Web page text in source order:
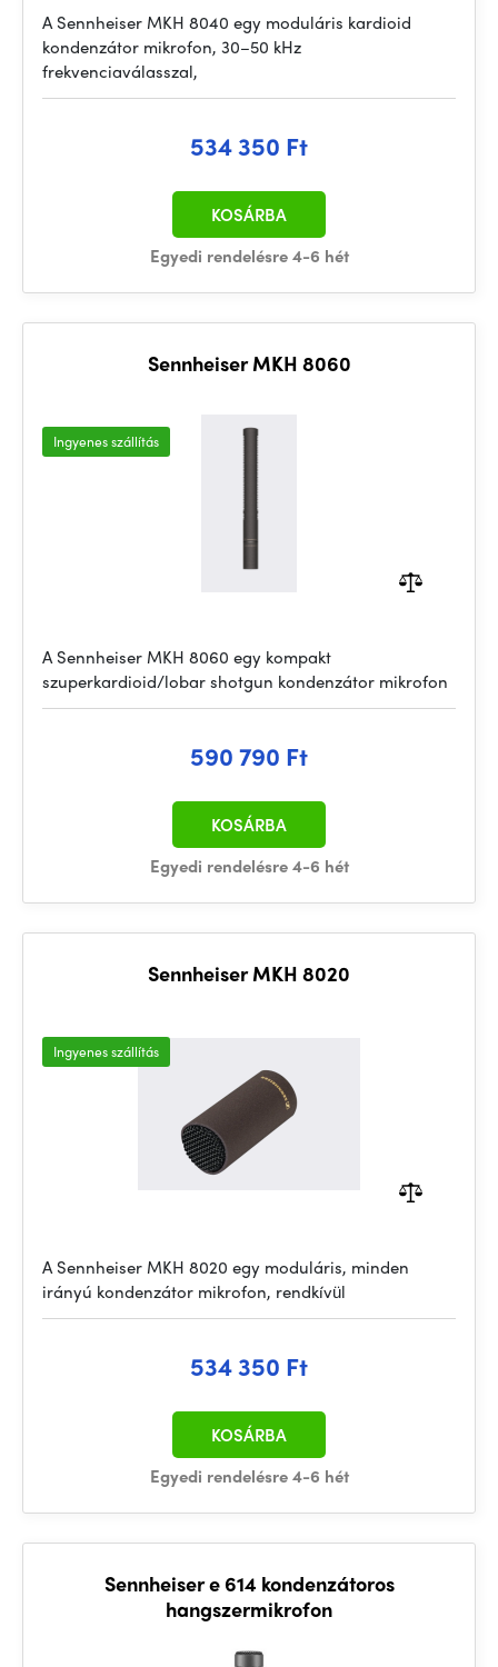
A Sennheiser MKH 8040 egy moduláris kardioid
kondenzátor mikrofon, 30–50 kHz
frekvenciaválasszal,
534 350 Ft
Egyedi rendelésre 4-6 hét
KOSÁRBA
Sennheiser MKH 8060
Ingyenes szállítás
A Sennheiser MKH 8060 egy kompakt
szuperkardioid/lobar shotgun kondenzátor mikrofon
590 790 Ft
Egyedi rendelésre 4-6 hét
KOSÁRBA
Sennheiser MKH 8020
Ingyenes szállítás
A Sennheiser MKH 8020 egy moduláris, minden
irányú kondenzátor mikrofon, rendkívül
534 350 Ft
Egyedi rendelésre 4-6 hét
KOSÁRBA
Sennheiser e 614 kondenzátoros
hangszermikrofon